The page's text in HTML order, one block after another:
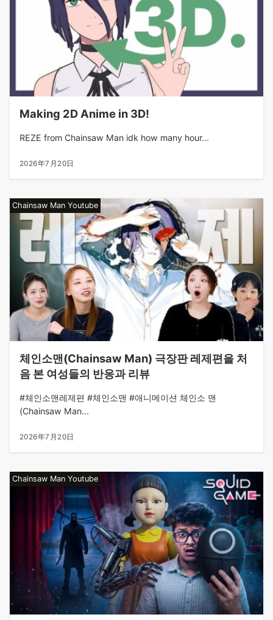
Making 2D Anime in 3D!
REZE from Chainsaw Man idk how many hour...
2026年7月20日
Chainsaw Man Youtube
체인소맨(Chainsaw Man) 극장판 레제편을 처
음 본 여성들의 반응과 리뷰
#체인소맨레제편 #체인소맨 #애니메이션 체인소 맨
(Chainsaw Man...
2026年7月20日
Chainsaw Man Youtube